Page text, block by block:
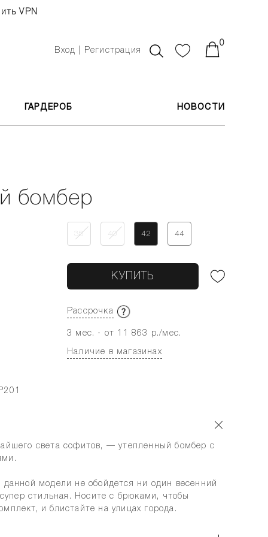
VPN
Вход | Регистрация
0
ГАРДЕРОБ НОВОСТИ
бомбер
38 40 42 44
КУПИТЬ
Рассрочка
3 мес. - от 11 863 р./мес.
Наличие в магазинах
света софитов, — утепленный бомбер с
данной модели не обойдется ни один весенний
стильная. Носите с брюками, чтобы
и блистайте на улицах города.